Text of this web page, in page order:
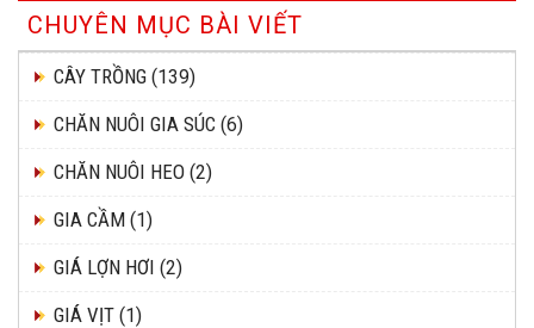
CHUYÊN MỤC BÀI VIẾT
CÂY TRỒNG (139)
CHĂN NUÔI GIA SÚC (6)
CHĂN NUÔI HEO (2)
GIA CẦM (1)
GIÁ LỢN HƠI (2)
GIÁ VỊT (1)